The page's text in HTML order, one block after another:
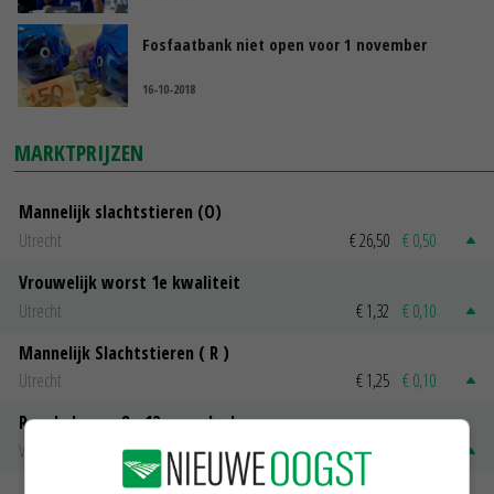
Fosfaatbank niet open voor 1 november
16-10-2018
MARKTPRIJZEN
Mannelijk slachtstieren (O)
Utrecht
€ 26,50 € 0,50
Vrouwelijk worst 1e kwaliteit
Utrecht
€ 1,32 € 0,10
Mannelijk Slachtstieren ( R )
Utrecht
€ 1,25 € 0,10
Rosekalveren 8 - 12 maandenk
Vleeskalveren Denkavit
€ 1,78